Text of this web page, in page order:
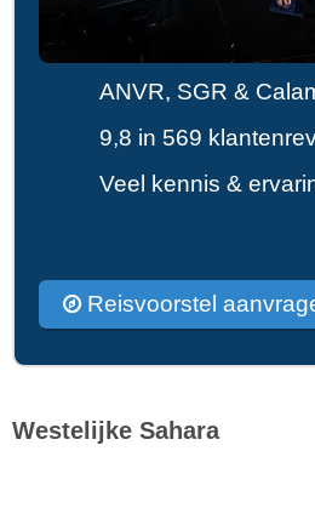
ANVR, SGR &
9,8 in 569
Veel kennis &
Reisvoorstel
Westelijke Sahara